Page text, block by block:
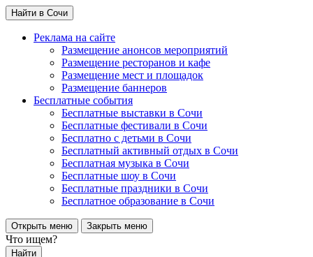
Найти в Сочи
Реклама на сайте
Размещение анонсов мероприятий
Размещение ресторанов и кафе
Размещение мест и площадок
Размещение баннеров
Бесплатные события
Бесплатные выставки в Сочи
Бесплатные фестивали в Сочи
Бесплатно с детьми в Сочи
Бесплатный активный отдых в Сочи
Бесплатная музыка в Сочи
Бесплатные шоу в Сочи
Бесплатные праздники в Сочи
Бесплатное образование в Сочи
Открыть меню Закрыть меню
Что ищем?
Найти